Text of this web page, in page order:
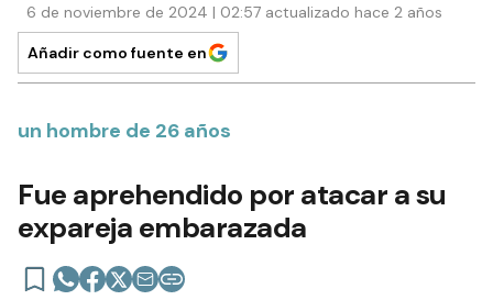
6 de noviembre de 2024 | 02:57 actualizado hace 2 años
Añadir como fuente en
un hombre de 26 años
Fue aprehendido por atacar a su
expareja embarazada